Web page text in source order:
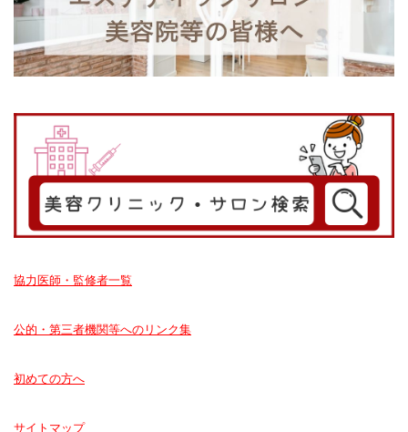
協力医師・監修者一覧
公的・第三者機関等へのリンク集
初めての方へ
サイトマップ